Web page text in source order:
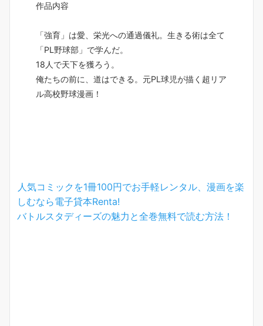
作品内容
「強育」は愛、栄光への通過儀礼。生きる術は全て
「PL野球部」で学んだ。
18人で天下を獲ろう。
俺たちの前に、道はできる。元PL球児が描く超リア
ル高校野球漫画！
人気コミックを1冊100円でお手軽レンタル、漫画を楽
しむなら電子貸本Renta!
バトルスタディーズの魅力と全巻無料で読む方法！